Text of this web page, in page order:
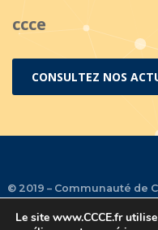
ccce
CONSULTEZ NOS
© 2019 – Communauté de
Le site www.CCCE.frutilise